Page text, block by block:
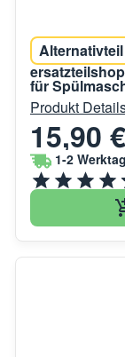
Alternativteil
für
Produkt
15,90 €
1-2